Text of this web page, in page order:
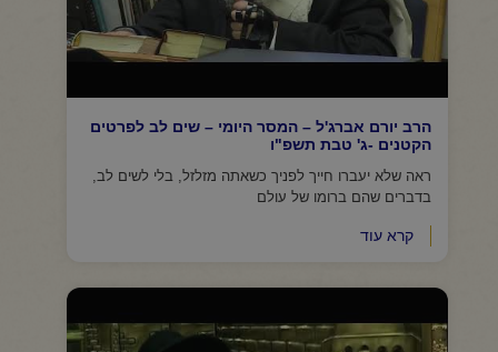
הרב יורם אברג'ל – המסר היומי – שים לב לפרטים
הקטנים -ג' טבת תשפ"ו
ראה שלא יעברו חייך לפניך כשאתה מזלזל, בלי לשים לב,
בדברים שהם ברומו של עולם
קרא עוד